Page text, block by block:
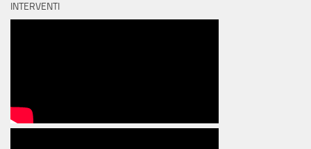
INTERVENTI